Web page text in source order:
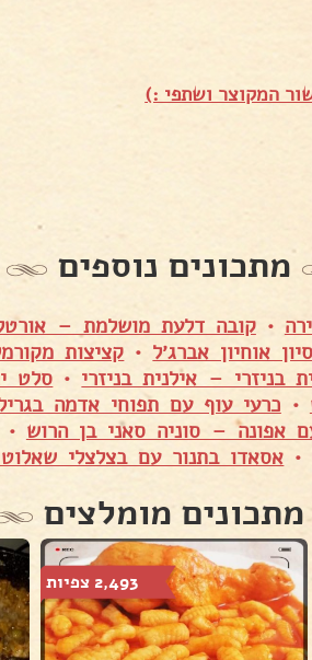
המקוצר ושתפי :)
מתכונים נוספים
•קובה דלעת מושלמת –
אוחיון אברג׳ל • קציצות
בניזרי – אילנית בניזרי • סלט
• כרעי עוף עם תפוחי אדמה
אפונה – סוניה סאני בן הרוש
• אסאדו בתנור עם בצלצלי
מתכונים מומלצים
2,493 צפיות